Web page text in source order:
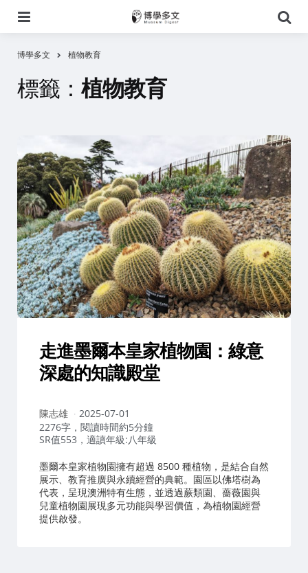
尋
博學多文 植物教育
標籤： 植物教育
走進墨爾本皇家植物園：綠意
深處的知識殿堂
作
者：
陳志雄
2025-07-01
2276字，閱讀時間約5分鐘
SR值553，適讀年級:八年級
墨爾本皇家植物園擁有超過 8500 種植物，是結合自然
展示、教育推廣與永續經營的典範。園區以佛塔樹為
代表，呈現澳洲特有生態，並透過蕨類園、薔薇園與
兒童植物園展現多元功能與學習價值，為植物園經營
提供啟發。